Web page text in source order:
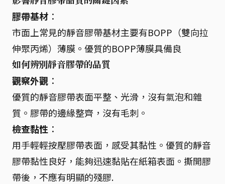
膠帶基材 ：
市面上常見的靜音膠帶基材主要有BOPP（雙向拉
伸聚丙烯）薄膜。優質的BOPP薄膜具備良
如何辨別靜音膠帶的品質
觀察外觀 ：
優質的靜音膠帶表面平整、光滑，沒有氣泡和雜
質。膠帶的邊緣整齊，沒有毛刺。
檢查黏性 ：
用手輕輕按壓膠帶表面，感受其黏性。優質的靜音
膠帶黏性良好，能夠迅速黏貼在紙箱表面。撕開膠
帶後，不應有明顯的殘膠.